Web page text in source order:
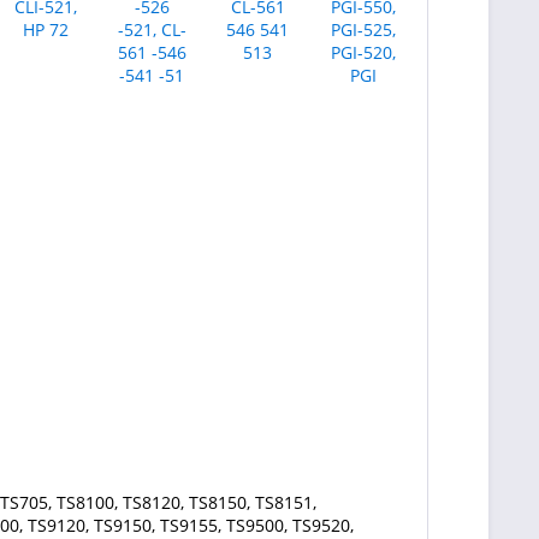
TS8100, TS8120, TS8150, TS8151,
TS9120, TS9150, TS9155, TS9500, TS9520,